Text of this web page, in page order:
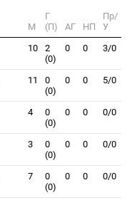
М
Г
(П)
АГ НП
Пр/
У
10
2
(0)
0 0 3/0
11
0
(0)
0 0 5/0
4
0
(0)
0 0 0/0
3
0
(0)
0 0 0/0
7
0
(0)
0 0 0/0